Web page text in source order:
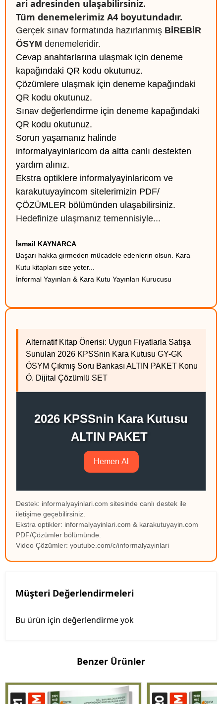
ari adresinden ulaşabilirsiniz.
Tüm denemelerimiz A4 boyutundadır.
Gerçek sınav formatında hazırlanmış BİREBİR
ÖSYM denemeleridir.
Cevap anahtarlarına ulaşmak için deneme
kapağındaki QR kodu okutunuz.
Çözümlere ulaşmak için deneme kapağındaki
QR kodu okutunuz.
Sınav değerlendirme için deneme kapağındaki
QR kodu okutunuz.
Sorun yaşamanız halinde
informalyayinlaricom da altta canlı destekten
yardım alınız.
Ekstra optiklere informalyayinlaricom ve
karakutuyayincom sitelerimizin PDF/
ÇÖZÜMLER bölümünden ulaşabilirsiniz.
Hedefinize ulaşmanız temennisiyle...
İsmail KAYNARCA
Başarı hakka girmeden mücadele edenlerin olsun. Kara
Kutu kitapları size yeter...
İnformal Yayınları & Kara Kutu Yayınları Kurucusu
Alternatif Kitap Önerisi: Uygun Fiyatlarla Satışa
Sunulan 2026 KPSSnin Kara Kutusu GY-GK
ÖSYM Çıkmış Soru Bankası ALTIN PAKET Konu
Ö. Dijital Çözümlü SET
2026 KPSSnin Kara Kutusu
ALTIN PAKET
Hemen Al
Destek: informalyayinlari.com sitesinde canlı destek ile
iletişime geçebilirsiniz.
Ekstra optikler: informalyayinlari.com & karakutuyayin.com
PDF/Çözümler bölümünde.
Video Çözümler: youtube.com/c/informalyayinlari
Müşteri Değerlendirmeleri
Bu ürün için değerlendirme yok
Benzer Ürünler